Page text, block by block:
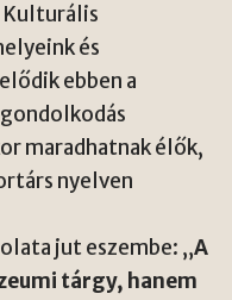
Kulturális
és
ebben a
maradhatnak élők,
nyelven
jut eszembe: „A
tárgy, hanem